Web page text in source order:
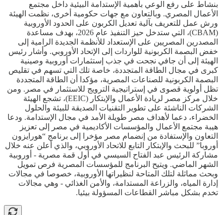
بنشاط على رفع الوعي بأهمية الإستدامة البيئية داخل مجتمع
الأعمال المصري. وبالتعاون مع جهات حكومية أخرى، نظمت الهيئة
ورش عمل للتعريف بآلية تعديل الكربون على الحدود الأوروبية
(CBAM)، التي ستدخل حيز التنفيذ عام 2026، بهدف مساعدة
المصدرين المصريين على الإستعداد للأنظمة الجديدة الرامية إلى
خفض البصمة الكربونية للواردات إلى الإتحاد الأوروبي. وأشار رئيس
الهيئة إلى أن جافي نجحت في جذب إستثمارات أوروبية وصينية
كبرى في مجال الطاقة المتجددة، خاصة تلك التي تسهم في تقليص
البصمة الكربونية للصناعات المصرية، مؤكدا أن الطاقة المتجددة
تظل أولوية قصوى في إستراتيجية الترويج للاستثمار في مصر. ومن
خلال مركز مصر لريادة الأعمال والإبتكار (EEIC)، تشجع الهيئة
الشركات الناشئة على تطوير التقنيات الصديقة للبيئة والحلول
الخضراء، دعما لأهداف مصر طويلة الأمد في مجال الإستدامة. ودعا
هيبة مجتمع الأعمال والمؤسسات الأكاديمية في مصر إلى تعزيز
التعاون والإستفادة من إنضمام مصر مؤخرا إلى برنامج “هورايزون
أوروبا” للبحث والإبتكار التابع للاتحاد الأوروبي، والذي أعلن عنه خلال
مشاركة الرئيس عبد الفتاح السيسي في أول قمة مصرية - أوروبية
الشهر الماضي. ويتيح البرنامج للمؤسسات المصرية فرص تمويل
وبحث مماثلة لتلك المتاحة لنظيراتها الأوروبية، خصوصا في مجالات
إدارة المياه، والزراعة المستدامة، والأمن الغذائي - وهي مجالات
تخدم بشكل مباشر القطاعات المسؤولة بيئيا.